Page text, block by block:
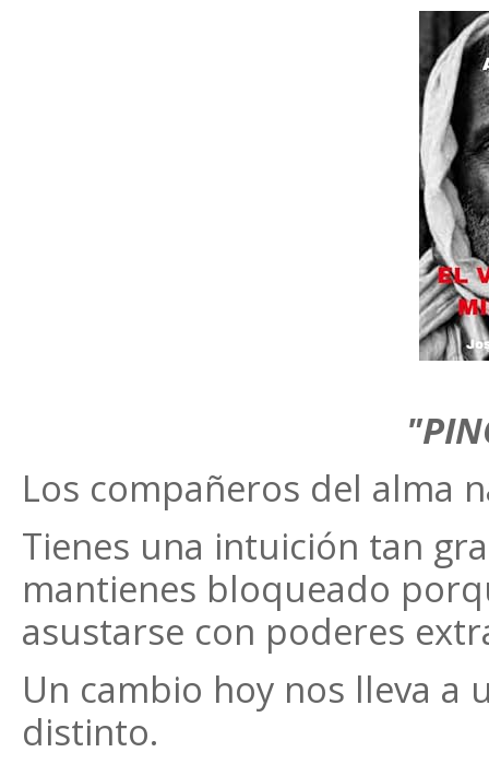
Los compañeros del alma
Tienes una intuición tan
mantienes bloqueado
asustarse con poderes
Un cambio hoy nos lleva a
distinto.